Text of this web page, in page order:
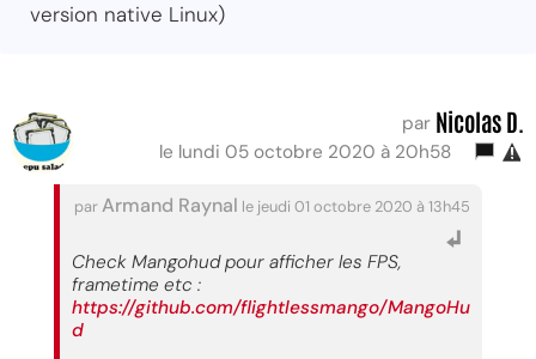
version native Linux)
par Nicolas D.
le lundi 05 octobre 2020 à 20h58
parArmand Raynal le jeudi 01 octobre 2020 à 13h45
Check Mangohud pour afficher les FPS,
frametime etc :
https://github.com/flightlessmango/MangoHu
d